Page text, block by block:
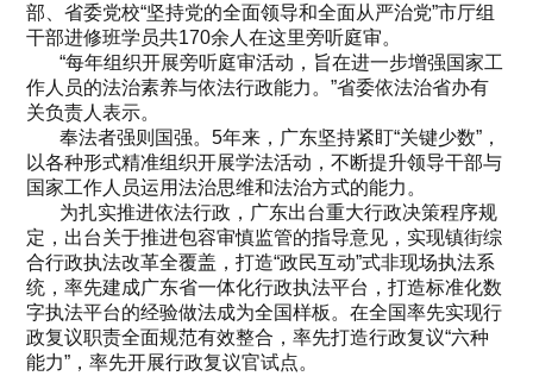
部、省委党校“坚持党的全面领导和全面从严治党”市厅组
干部进修班学员共170余人在这里旁听庭审。
“每年组织开展旁听庭审活动，旨在进一步增强国家工
作人员的法治素养与依法行政能力。”省委依法治省办有
关负责人表示。
奉法者强则国强。5年来，广东坚持紧盯“关键少数”，
以各种形式精准组织开展学法活动，不断提升领导干部与
国家工作人员运用法治思维和法治方式的能力。
为扎实推进依法行政，广东出台重大行政决策程序规
定，出台关于推进包容审慎监管的指导意见，实现镇街综
合行政执法改革全覆盖，打造“政民互动”式非现场执法系
统，率先建成广东省一体化行政执法平台，打造标准化数
字执法平台的经验做法成为全国样板。在全国率先实现行
政复议职责全面规范有效整合，率先打造行政复议“六种
能力”，率先开展行政复议官试点。